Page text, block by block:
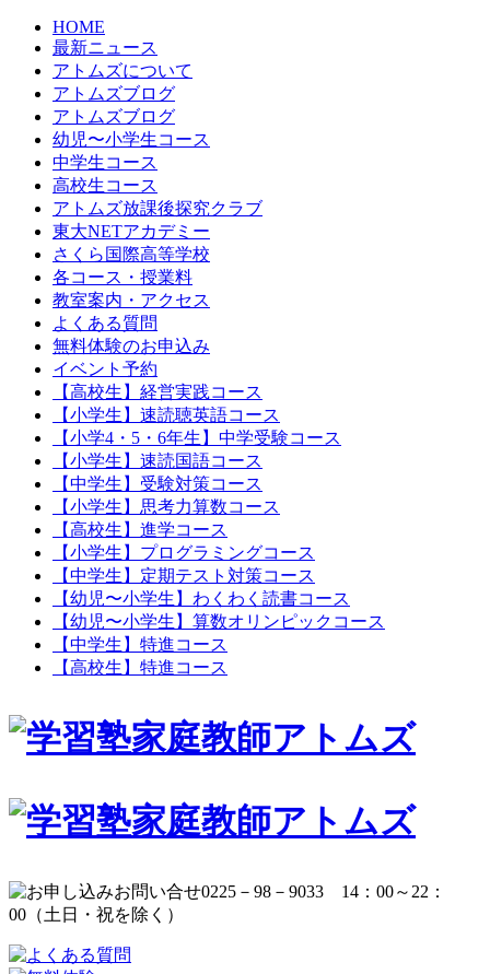
HOME
最新ニュース
アトムズについて
アトムズブログ
アトムズブログ
幼児〜小学生コース
中学生コース
高校生コース
アトムズ放課後探究クラブ
東大NETアカデミー
さくら国際高等学校
各コース・授業料
教室案内・アクセス
よくある質問
無料体験のお申込み
イベント予約
【高校生】経営実践コース
【小学生】速読聴英語コース
【小学4・5・6年生】中学受験コース
【小学生】速読国語コース
【中学生】受験対策コース
【小学生】思考力算数コース
【高校生】進学コース
【小学生】プログラミングコース
【中学生】定期テスト対策コース
【幼児〜小学生】わくわく読書コース
【幼児〜小学生】算数オリンピックコース
【中学生】特進コース
【高校生】特進コース